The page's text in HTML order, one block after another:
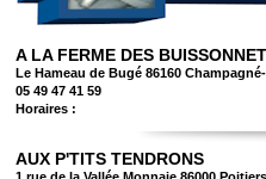
A LA FERME DES
Le Hameau de Bugé 86160
05 49 47 41 59
Horaires :
AUX P'TITS TENDRONS